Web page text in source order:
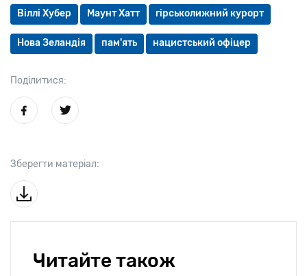
Віллі Хубер Маунт Хатт гірськолижний курорт
Нова Зеландія пам'ять нацистський офіцер
Поділитися:
Зберегти матеріал:
Читайте також